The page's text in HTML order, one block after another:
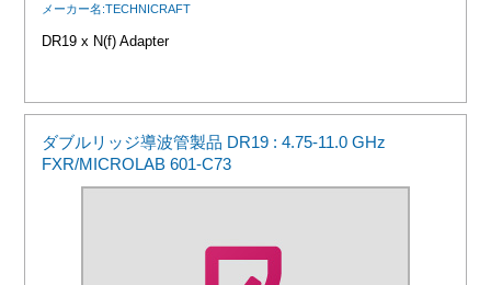
メーカー名:TECHNICRAFT
DR19 x N(f) Adapter
ダブルリッジ導波管製品 DR19 : 4.75-11.0 GHz
FXR/MICROLAB 601-C73